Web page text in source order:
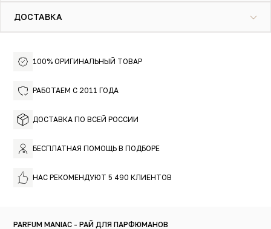
100% ОРИГИНАЛЬНЫЙ ТОВАР
РАБОТАЕМ С 2011 ГОДА
ДОСТАВКА ПО ВСЕЙ РОССИИ
БЕСПЛАТНАЯ ПОМОЩЬ В ПОДБОРЕ
НАС РЕКОМЕНДУЮТ 5 490 КЛИЕНТОВ
PARFUM MANIAC - РАЙ ДЛЯ ПАРФЮМАНОВ
ДОСТАВКА